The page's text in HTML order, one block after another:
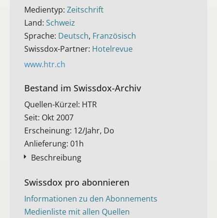
Medientyp: Zeitschrift
Land: Schweiz
Sprache: Deutsch, Französisch
Swissdox-Partner: Hotelrevue
www.htr.ch
Bestand im Swissdox-Archiv​
Quellen-Kürzel: HTR
Seit: Okt 2007
Erscheinung: 12/Jahr, Do
Anlieferung: 01h
Beschreibung
Swissdox pro abonnieren
Informationen zu den Abonnements
Medienliste mit allen Quellen